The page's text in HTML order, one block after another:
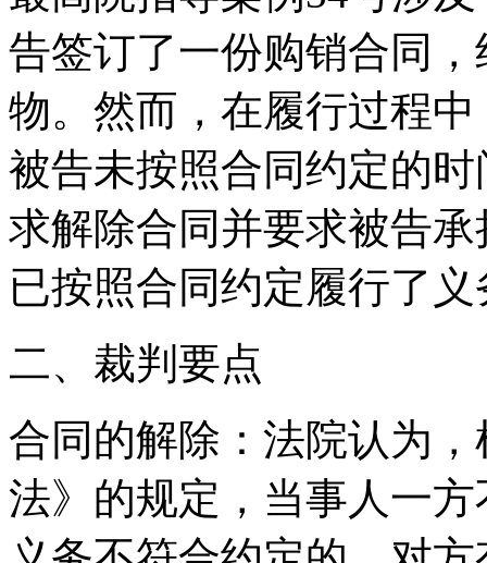
告签订了一份购销合同
物。然而，在履行过程
被告未按照合同约定的
求解除合同并要求被告
已按照合同约定履行了
二、裁判要点
合同的解除：法院认为
法》的规定，当事人一